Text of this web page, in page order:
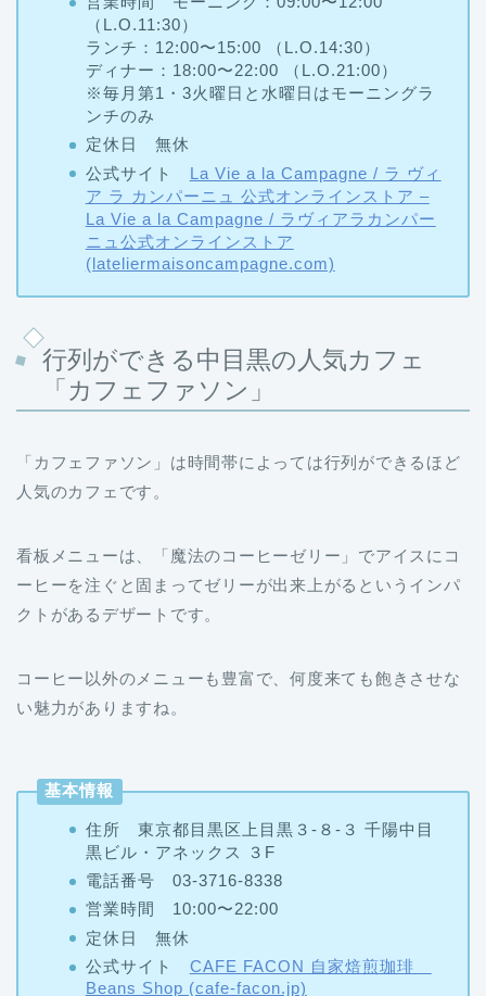
（L.O.11:30）
ランチ：12:00〜15:00 （L.O.14:30）
ディナー：18:00〜22:00 （L.O.21:00）
※毎月第1・3火曜日と水曜日はモーニングラ
ンチのみ
定休日 無休
公式サイト La Vie a la Campagne / ラ ヴィ
ア ラ カンパーニュ 公式オンラインストア –
La Vie a la Campagne / ラヴィアラカンパー
ニュ公式オンラインストア
(lateliermaisoncampagne.com)
行列ができる中目黒の人気カフェ
「カフェファソン」
人気のカフェです。
ーヒーを注ぐと固まってゼリーが出来上がるというインパ
クトがあるデザートです。
い魅力がありますね。
住所 東京都目黒区上目黒３-８-３ 千陽中目
黒ビル・アネックス ３F
電話番号 03-3716-8338
営業時間 10:00〜22:00
定休日 無休
公式サイト
Beans Shop (cafe-facon.jp)